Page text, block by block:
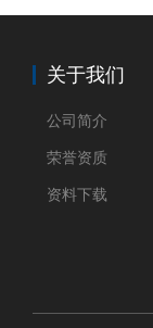
关于我们
公司简介
荣誉资质
资料下载